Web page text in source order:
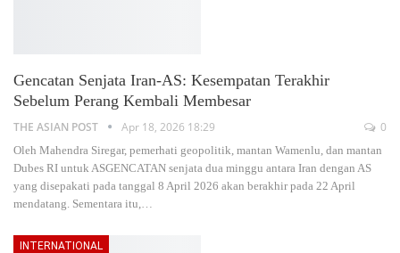
Gencatan Senjata Iran-AS: Kesempatan Terakhir
Sebelum Perang Kembali Membesar
THE ASIAN POST Apr 18, 2026 18:29 0
Oleh Mahendra Siregar, pemerhati geopolitik, mantan Wamenlu, dan mantan
Dubes RI untuk ASGENCATAN senjata dua minggu antara Iran dengan AS
yang disepakati pada tanggal 8 April 2026 akan berakhir pada 22 April
mendatang. Sementara itu,
INTERNATIONAL